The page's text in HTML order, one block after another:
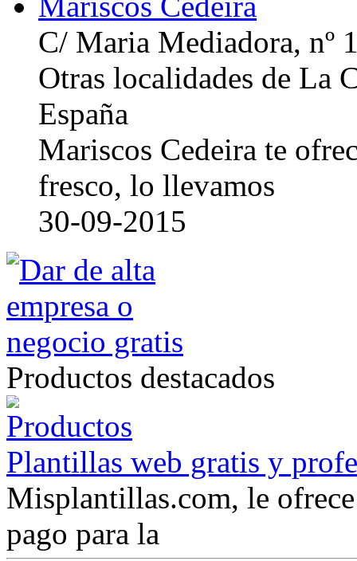
C/ Maria Mediadora, nº
Otras localidades de La
España
Mariscos Cedeira te
fresco, lo llevamos
30-09-2015
Productos destacados
Plantillas web gratis y
Misplantillas.com, le
pago para la